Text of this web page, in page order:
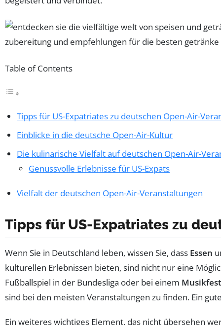
Table of Contents
Tipps für US-Expatriates zu deutschen Open-Air-
Einblicke in die deutsche Open-Air-Kultur
Die kulinarische Vielfalt auf deutschen Open-Air-
Genussvolle Erlebnisse für US-Expats
Vielfalt der deutschen Open-Air-Veranstaltungen
Tipps für US-Expatriates zu
Wenn Sie in Deutschland leben, wissen Sie, dass Essen
kulturellen Erlebnissen bieten, sind nicht nur eine
Fußballspiel in der Bundesliga oder bei einem
sind bei den meisten Veranstaltungen zu finden. Ein
Ein weiteres wichtiges Element, das nicht übersehen